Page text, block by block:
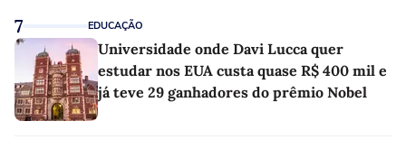
7 EDUCAÇÃO
Universidade onde Davi Lucca quer
estudar nos EUA custa quase R$ 400 mil e
já teve 29 ganhadores do prêmio Nobel